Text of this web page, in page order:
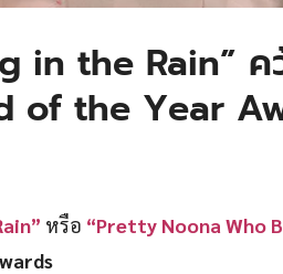
in the Rain” ค
of the Year
หรือ “Pretty Noona Who